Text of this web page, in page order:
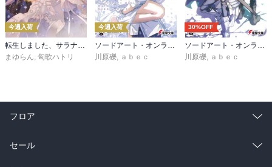
今週入荷
転生しました、サラナ・キンジェです。ごきげんよう。５ ～婚約破棄されたので田舎で気ままに暮らしたいと思います～【電子書店共通特典SS付】
まゆらん, 匈歌ハトリ
今週入荷
ソードアート・オンライン マテリアル１ シュガーリィ・デイズ
川原礫, ａｂｅｃ
30%OFF
ソードアート・オンライン29 ユナイタル・リングVIII
川原礫, ａｂｅｃ
フロア
総合
セール